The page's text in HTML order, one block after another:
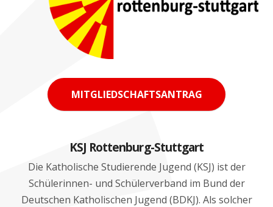
MITGLIEDSCHAFTSANTRAG
KSJ Rottenburg-Stuttgart
Die Katholische Studierende Jugend (KSJ) ist der
Schülerinnen- und Schülerverband im Bund der
Deutschen Katholischen Jugend (BDKJ). Als solcher